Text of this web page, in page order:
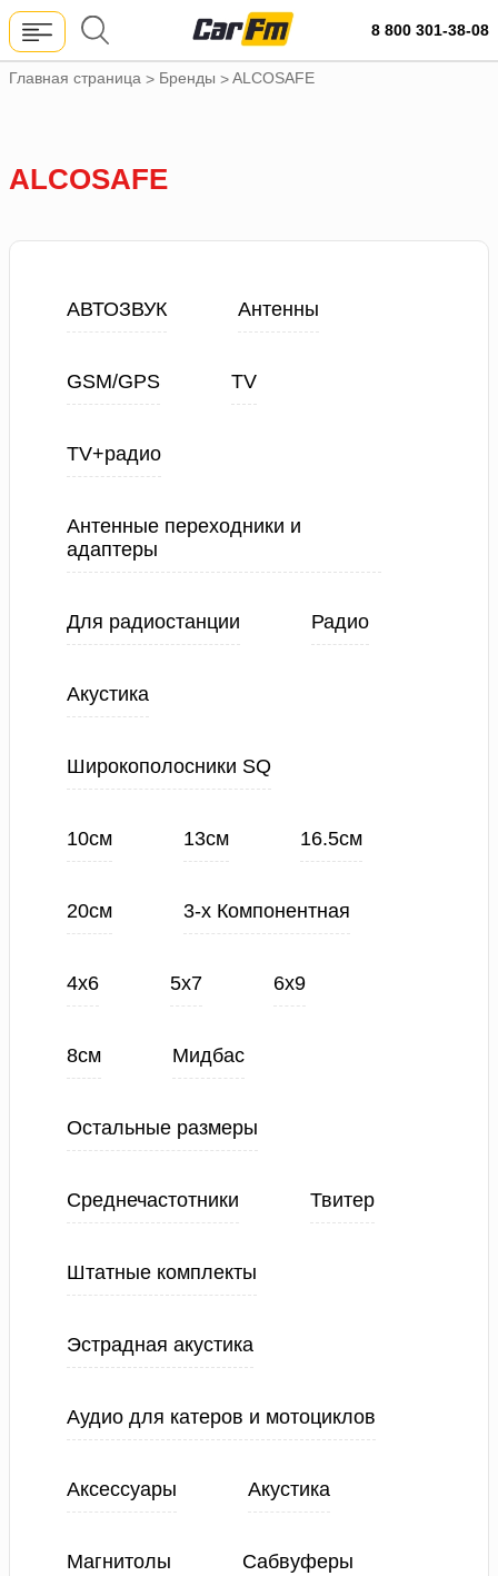
8 800 301-38-08
Главная страница > Бренды >ALCOSAFE
ALCOSAFE
АВТОЗВУК Антенны
GSM/GPS TV
TV+радио
Антенные переходники и
адаптеры
Для радиостанции Радио
Акустика
Широкополосники SQ
10см 13см 16.5см
20см 3-х Компонентная
4х6 5х7 6х9
8см Мидбас
Остальные размеры
Среднечастотники Твитер
Штатные комплекты
Эстрадная акустика
Аудио для катеров и мотоциклов
Аксессуары Акустика
Магнитолы Сабвуферы